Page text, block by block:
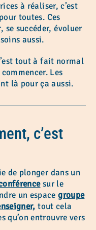
à réaliser, c’est
toutes. Ces
se succéder, évoluer
aussi.
tout à fait normal
Les
là pour ça aussi.
c’est
de plonger dans un
sur le
un espacegroupe
tout cela
qu’on entrouvre vers